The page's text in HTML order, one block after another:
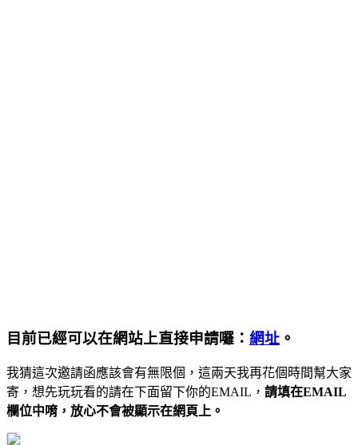
目前已經可以在網站上直接申請囉： 網址 。
我猜這次邀請函應該會有無限個，這兩天我再花個時間幫大家
寄，想先玩玩看的請在下面留下你的EMAIL， 請填在EMAIL
欄位中唷，放心不會被顯示在網頁上。